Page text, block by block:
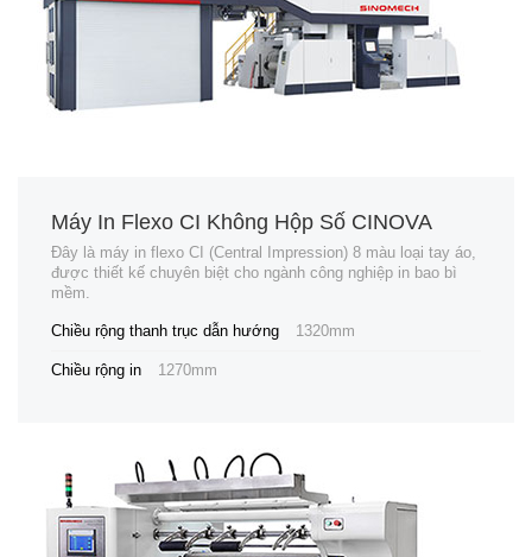
Máy In Flexo CI Không Hộp Số CINOVA
Đây là máy in flexo CI (Central Impression) 8 màu loại tay áo,
được thiết kế chuyên biệt cho ngành công nghiệp in bao bì
mềm.
Chiều rộng thanh trục dẫn hướng 1320mm
Chiều rộng in 1270mm